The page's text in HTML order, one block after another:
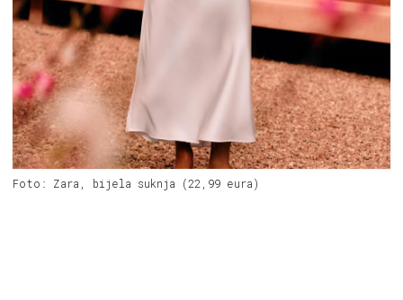
Foto: Zara, bijela suknja (22,99 eura)